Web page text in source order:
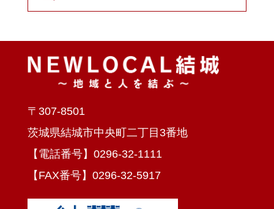
〒307-8501
茨城県結城市中央町二丁目3番地
【電話番号】0296-32-1111
【FAX番号】0296-32-5917